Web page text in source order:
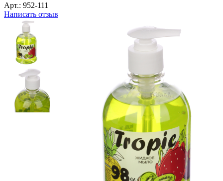
Арт.: 952-111
Написать отзыв